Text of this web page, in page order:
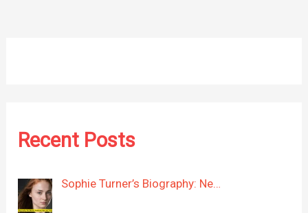
Recent Posts
Sophie Turner’s Biography: Ne…